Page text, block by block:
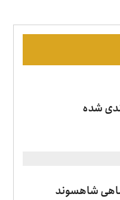
شده
شاهسوند